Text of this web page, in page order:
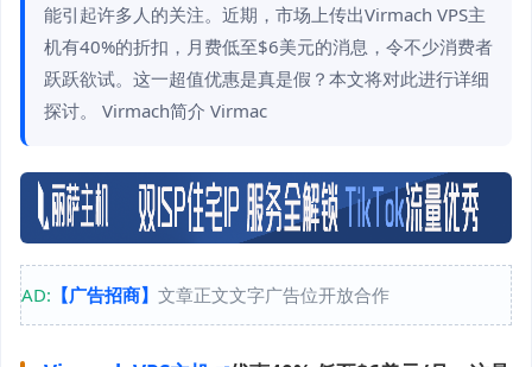
能引起许多人的关注。近期，市场上传出Virmach VPS主
机有40%的折扣，月费低至$6美元的消息，令不少消费者
跃跃欲试。这一超值优惠是真是假？本文将对此进行详细
探讨。 Virmach简介 Virmac
AD: 【广告招商】 文章正文文字广告位开放合作